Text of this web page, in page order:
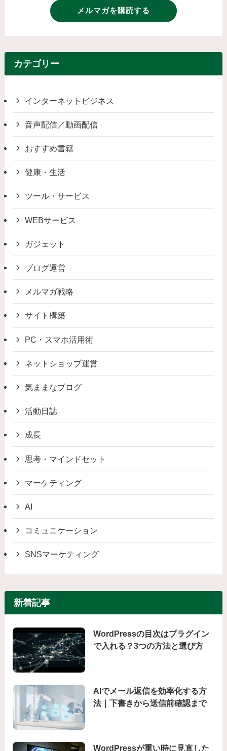
メルマガを購読する
カテゴリー
インターネットビジネス
音声配信／動画配信
おすすめ書籍
健康・生活
ツール・サービス
WEBサービス
ガジェット
ブログ運営
メルマガ戦略
サイト構築
PC・スマホ活用術
ネットショップ運営
気ままなブログ
活動日誌
成長
思考・マインドセット
マーケティング
AI
コミュニケーション
SNSマーケティング
新着記事
WordPressの目次はプラグイン
で入れる？3つの方法と選び方
AIでメール返信を効率化する方
法｜下書きから送信前確認まで
WordPressが重い時に見直した